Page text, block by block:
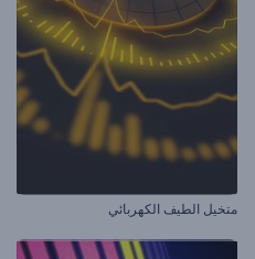
متخيل الطيف الكهربائي